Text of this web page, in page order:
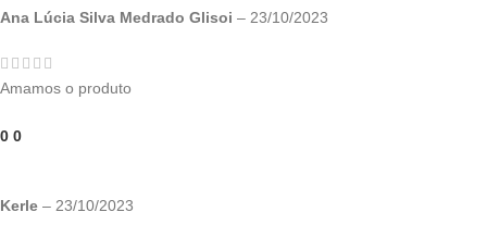
Ana Lúcia Silva Medrado Glisoi – 23/10/2023
Amamos o produto
0 0
Kerle – 23/10/2023